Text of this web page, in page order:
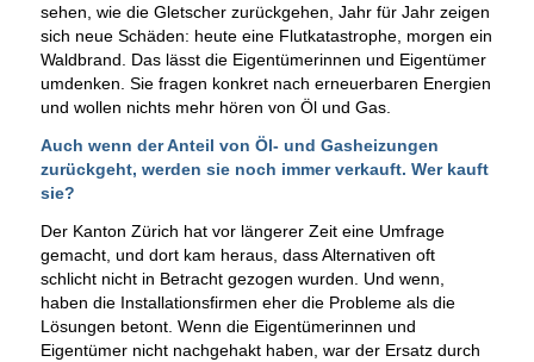
sehen, wie die Gletscher zurückgehen, Jahr für Jahr zeigen
sich neue Schäden: heute eine Flutkatastrophe, morgen ein
Waldbrand. Das lässt die Eigentümerinnen und Eigentümer
umdenken. Sie fragen konkret nach erneuerbaren Energien
und wollen nichts mehr hören von Öl und Gas.
Auch wenn der Anteil von Öl- und Gasheizungen
zurückgeht, werden sie noch immer verkauft. Wer kauft
sie?
Der Kanton Zürich hat vor längerer Zeit eine Umfrage
gemacht, und dort kam heraus, dass Alternativen oft
schlicht nicht in Betracht gezogen wurden. Und wenn,
haben die Installationsfirmen eher die Probleme als die
Lösungen betont. Wenn die Eigentümerinnen und
Eigentümer nicht nachgehakt haben, war der Ersatz durch